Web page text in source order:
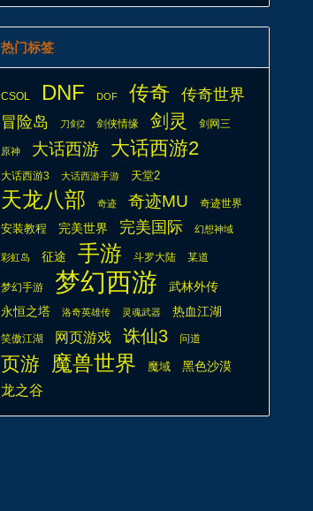
热门标签
CSOL DNF DOF 传奇 传奇世界
冒险岛 刀剑2 剑侠情缘 剑灵 剑网三
原神 大话西游 大话西游2
大话西游3 大话西游手游 天堂2
天龙八部 奇迹 奇迹MU 奇迹世界
安装教程 完美世界 完美国际 幻想神域
彩虹岛 征途 手游 斗罗大陆 某道
梦幻手游 梦幻西游
武林外传
永恒之塔
洛奇英雄传 灵魂武器 热血江湖
笑傲江湖 网页游戏 诛仙3 问道
页游 魔兽世界 魔域 黑色沙漠
龙之谷